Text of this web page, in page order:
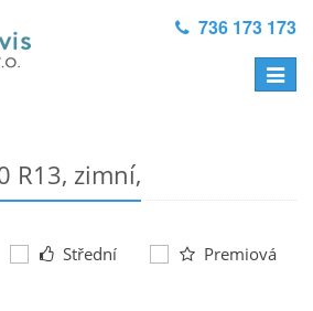
736 173 173
R13, zimní,
Střední
Premiová